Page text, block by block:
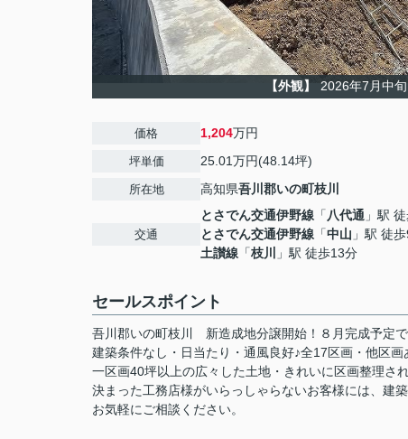
【外観】 2026年7月中旬
価格 1,204万円
坪単価 25.01万円(48.14坪)
所在地 高知県吾川郡いの町枝川
交通
とさでん交通伊野線 「 八代通 」駅
とさでん交通伊野線 「中山 」駅 徒
土讃線 「枝川 」駅 徒歩13分
セールスポイント
吾川郡いの町枝川 新造成地分譲開始！８月完成予定で
建築条件なし・日当たり・通風良好♪全17区画・他区画
一区画40坪以上の広々した土地・きれいに区画整理さ
決まった工務店様がいらっしゃらないお客様には、建
お気軽にご相談ください。